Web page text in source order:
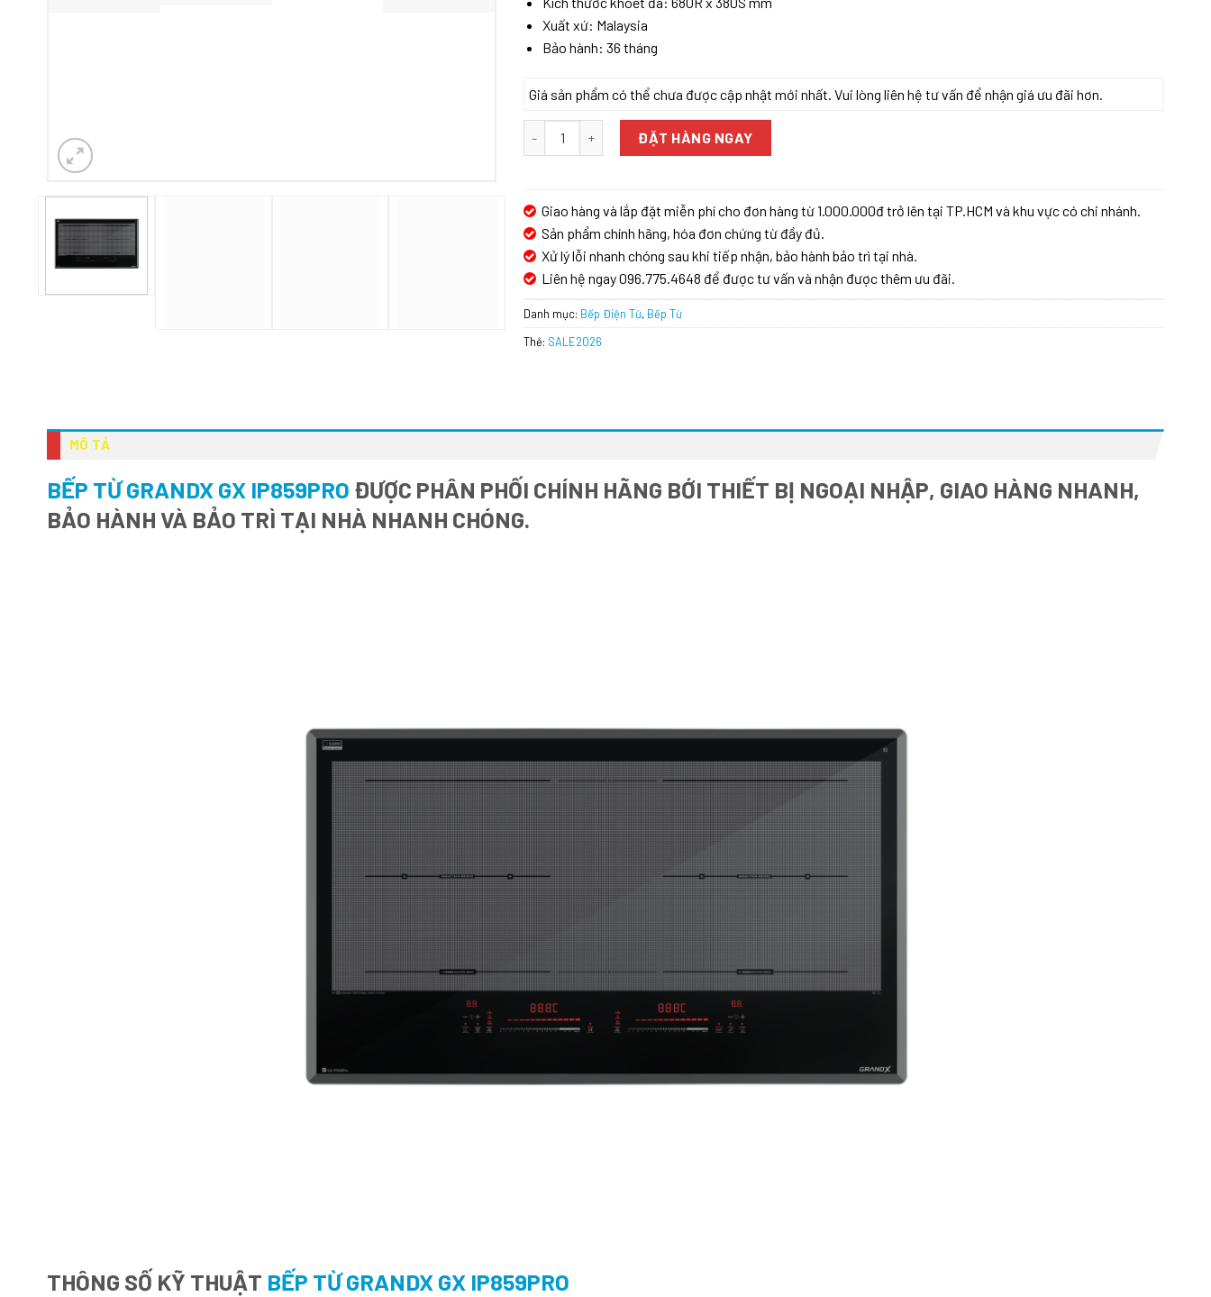
Xuất xứ: Malaysia
Bảo hành: 36 tháng
Giá sản phẩm có thể chưa được cập nhật mới nhất. Vui lòng liên hệ tư vấn để nhận giá ưu đãi hơn.
Bếp từ GrandX GX IP859Pro số lượng
ĐẶT HÀNG NGAY
Giao hàng và lắp đặt miễn phí cho đơn hàng từ 1.000.000đ trở lên tại TP.HCM và khu vực có chi nhánh.
Sản phẩm chính hãng, hóa đơn chứng từ đầy đủ.
Xử lý lỗi nhanh chóng sau khi tiếp nhận, bảo hành bảo trì tại nhà.
Liên hệ ngay 096.775.4648 để được tư vấn và nhận được thêm ưu đãi.
Danh mục: Bếp Điện Từ, Bếp Từ
Thẻ: SALE2026
MÔ TẢ
BẾP TỪ GRANDX GX IP859PRO ĐƯỢC PHÂN PHỐI CHÍNH HÃNG BỚI THIẾT BỊ NGOẠI NHẬP, GIAO HÀNG NHANH,
BẢO HÀNH VÀ BẢO TRÌ TẠI NHÀ NHANH CHÓNG.
THÔNG SỐ KỸ THUẬT BẾP TỪ GRANDX GX IP859PRO